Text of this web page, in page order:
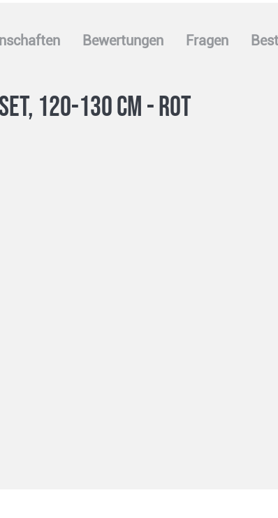
Bewertungen Fragen
120-130 cm - rot